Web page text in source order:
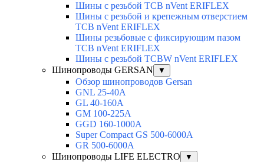
Шины с резьбой TCB nVent ERIFLEX
Шины с резьбой и крепежным отверстием
TCB nVent ERIFLEX
Шины резьбовые с фиксирующим пазом
TCB nVent ERIFLEX
Шины с резьбой TCBW nVent ERIFLEX
Шинопроводы GERSAN
▼
Обзор шинопроводов Gersan
GNL 25-40A
GL 40-160A
GM 100-225A
GGD 160-1000A
Super Compact GS 500-6000A
GR 500-6000A
Шинопроводы LIFE ELECTRO
▼